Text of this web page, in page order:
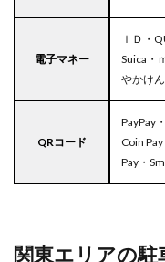
電子マネー
ｉＤ・
Suica・
やかけ
QRコード
PayPay
Coin
Pay・
関東エリアの駐